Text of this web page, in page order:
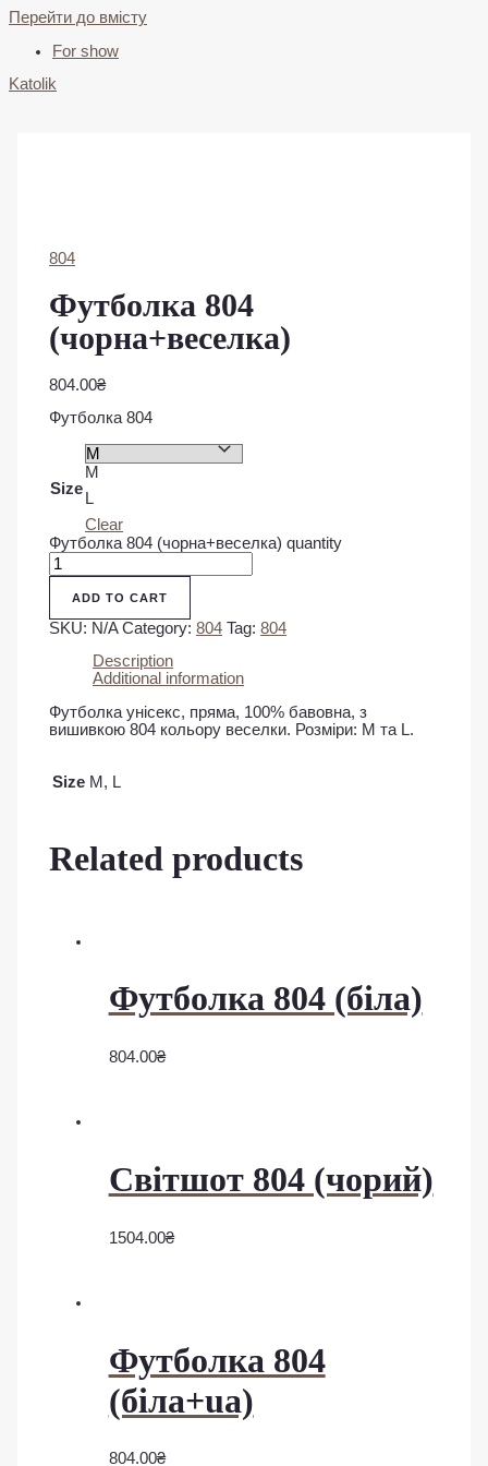
Перейти до вмісту
For show
Katolik
804
Футболка 804
(чорна+веселка)
804.00₴
Футболка 804
Size
M
L
Clear
Футболка 804 (чорна+веселка) quantity
ADD TO CART
SKU: N/A Category:804 Tag:804
Description
Additional information
Футболка унісекс, пряма, 100% бавовна, з
вишивкою 804 кольору веселки. Розміри: М та L.
Size M, L
Related products
Футболка 804 (біла)
804.00₴
Світшот 804 (чорий)
1504.00₴
Футболка 804
(біла+ua)
804.00₴